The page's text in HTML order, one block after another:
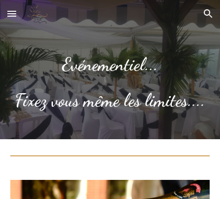
Skip to main content Skip to navigation
Evénementiel...
Fixez vous même les limites....